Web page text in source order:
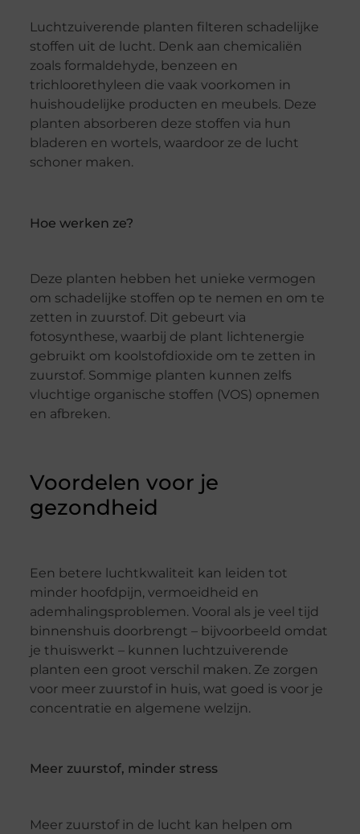
Luchtzuiverende planten filteren schadelijke
stoffen uit de lucht. Denk aan chemicaliën
zoals formaldehyde, benzeen en
trichloorethyleen die vaak voorkomen in
huishoudelijke producten en meubels. Deze
planten absorberen deze stoffen via hun
bladeren en wortels, waardoor ze de lucht
schoner maken.
Hoe werken ze?
Deze planten hebben het unieke vermogen
om schadelijke stoffen op te nemen en om te
zetten in zuurstof. Dit gebeurt via
fotosynthese, waarbij de plant lichtenergie
gebruikt om koolstofdioxide om te zetten in
zuurstof. Sommige planten kunnen zelfs
vluchtige organische stoffen (VOS) opnemen
en afbreken.
Voordelen voor je
gezondheid
Een betere luchtkwaliteit kan leiden tot
minder hoofdpijn, vermoeidheid en
ademhalingsproblemen. Vooral als je veel tijd
binnenshuis doorbrengt – bijvoorbeeld omdat
je thuiswerkt – kunnen luchtzuiverende
planten een groot verschil maken. Ze zorgen
voor meer zuurstof in huis, wat goed is voor je
concentratie en algemene welzijn.
Meer zuurstof, minder stress
Meer zuurstof in de lucht kan helpen om